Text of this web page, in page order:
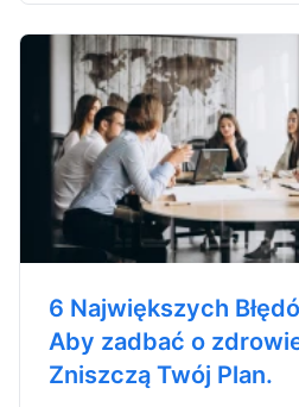
6 Największych
Aby zadbać o
Zniszczą Twój Plan.